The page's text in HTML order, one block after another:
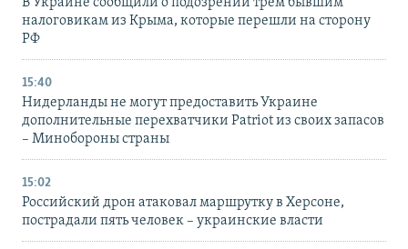
В Украине сообщили о подозрении трем бывшим
налоговикам из Крыма, которые перешли на сторону
РФ
15:40
Нидерланды не могут предоставить Украине
дополнительные перехватчики Patriot из своих запасов
– Минобороны страны
15:02
Российский дрон атаковал маршрутку в Херсоне,
пострадали пять человек – украинские власти